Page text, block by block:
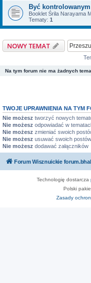
Być
Booklet Śrila Narayama
Tematy: 1
NOWY TEMAT
Na tym forum nie ma żadnych
TWOJE UPRAWNIENIA NA TYM
Nie możesz tworzyć nowych
Nie możesz odpowiadać w
Nie możesz zmieniać swoich
Nie możesz usuwać swoich postów
Nie możesz dodawać załączników
Forum Wisznuickie
Technologię dostarcza
Polski
Zasady